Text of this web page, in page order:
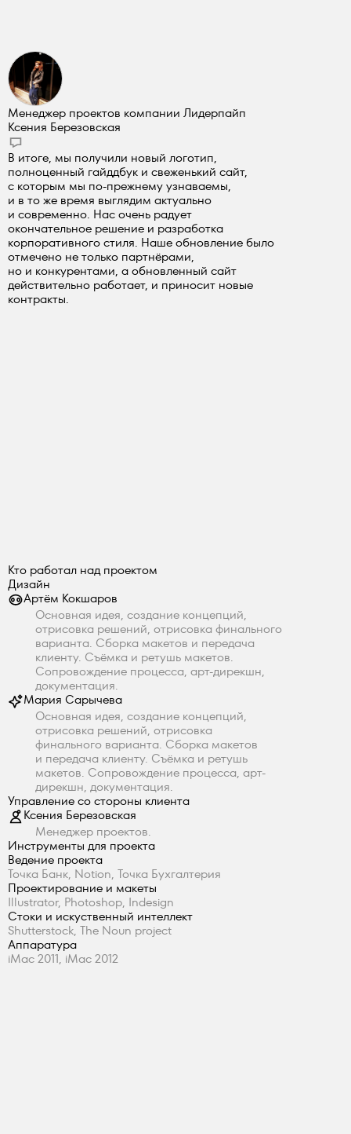
Менеджер проектов компании Лидерпайп
Ксения Березовская
В итоге, мы получили новый логотип,
полноценный гайддбук и свеженький сайт,
с которым мы по-прежнему узнаваемы,
и в то же время выглядим актуально
и современно. Нас очень радует
окончательное решение и разработка
корпоративного стиля. Наше обновление было
отмечено не только партнёрами,
но и конкурентами, а обновленный сайт
действительно работает, и приносит новые
контракты.
Кто работал над проектом
Дизайн
Артём Кокшаров
Основная идея, создание концепций,
отрисовка решений, отрисовка финального
варианта. Сборка макетов и передача
клиенту. Съёмка и ретушь макетов.
Сопровождение процесса, арт-дирекшн,
документация.
Мария Сарычева
Основная идея, создание концепций,
отрисовка решений, отрисовка
финального варианта. Сборка макетов
и передача клиенту. Съёмка и ретушь
макетов. Сопровождение процесса, арт-
дирекшн, документация.
Управление со стороны клиента
Ксения Березовская
Менеджер проектов.
Инструменты для проекта
Ведение проекта
Точка Банк, Notion, Точка Бухгалтерия
Проектирование и макеты
Illustrator, Photoshop, Indesign
Стоки и искуственный интеллект
Shutterstock, The Noun project
Аппаратура
iMac 2011, iMac 2012